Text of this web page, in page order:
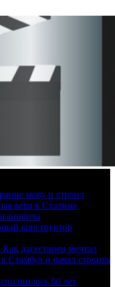
мову и строил
вера в Сталина
конструктор
дагестанец мечтал
Стамбул и начал строить
60 лет